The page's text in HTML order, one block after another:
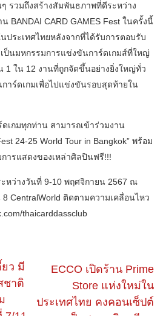
รวมถึงสร้างสัมพันธภาพที่ดีระหว่าง
BANDAI CARD GAMES Fest ในครั้งนี้
ประเทศไทยหลังจากที่ได้รับการตอบรับ
ป็นมหกรรมการแข่งขันการ์ดเกมส์ที่ใหญ่
1 ใน 12 งานที่ถูกจัดขึ้นอย่างยิ่งใหญ่ทั่ว
าร์ดเกมเพื่อไปแข่งขันรอบสุดท้ายใน
เกมทุกท่าน สามารถเข้าร่วมงาน
24-25 World Tour in Bangkok” พร้อม
ารแสดงของเหล่าศิลปินฟรี!!!
หว่างวันที่ 9-10 พฤศจิกายน 2567 ณ
CentralWorld ติดตามความเคลื่อนไหว
thaicarddassclub
ยว มี
ชาติ
ECCO เปิดร้าน Prime
Store แห่งใหม่ใน
ประเทศไทย คงคอนเซ็ปต์